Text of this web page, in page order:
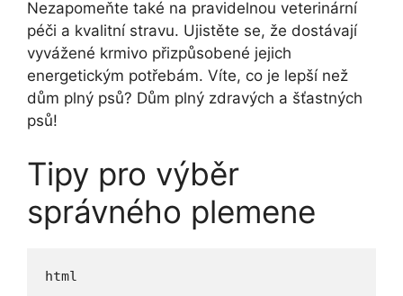
Nezapomeňte také na pravidelnou‌ veterinární
péči a kvalitní stravu.⁣ Ujistěte se, že​ dostávají
vyvážené krmivo⁢ přizpůsobené jejich
energetickým⁤ potřebám. ⁢Víte, co​ je ⁢lepší než
dům plný psů? Dům plný zdravých a šťastných
psů!
Tipy​ pro výběr
správného⁣ plemene